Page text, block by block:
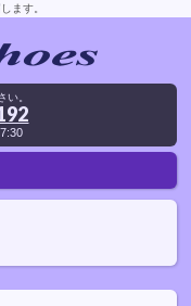
ます。
い。